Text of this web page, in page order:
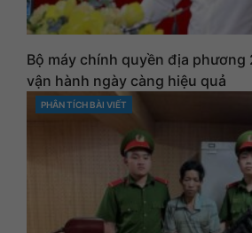
Bộ máy chính quyền địa phương
vận hành ngày càng hiệu quả
CATEGORIES
PHÂN TÍCH BÀI VIẾT